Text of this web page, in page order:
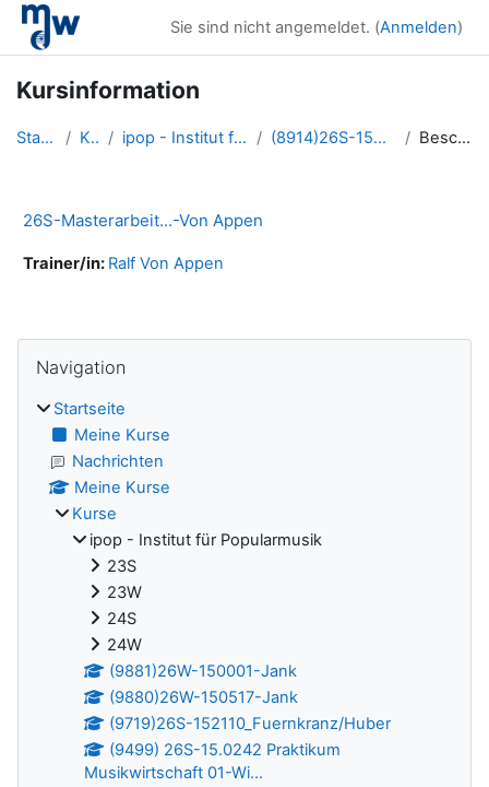
Zum Hauptinhalt
Sie sind nicht angemeldet. (Anmelden)
Kursinformation
Startseite Kurse ipop - Institut für Popularmusik (8914)26S-150090-Von Appen Beschreibung
26S-Masterarbeit...-Von Appen
Trainer/in: Ralf Von Appen
Blöcke
Navigation
Startseite
Meine Kurse
Nachrichten
Meine Kurse
Kurse
ipop - Institut für Popularmusik
23S
23W
24S
24W
(9881)26W-150001-Jank
(9880)26W-150517-Jank
(9719)26S-152110_Fuernkranz/Huber
(9499) 26S-15.0242 Praktikum
Musikwirtschaft 01-Wi...